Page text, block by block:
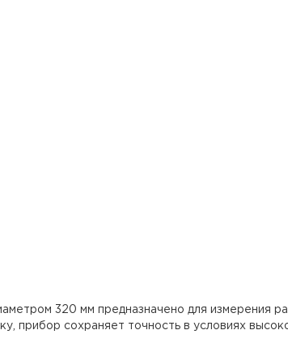
320 мм предназначено для измерения
прибор сохраняет точность в условиях